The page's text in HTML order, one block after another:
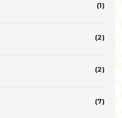
(1)
(2)
(2)
(7)